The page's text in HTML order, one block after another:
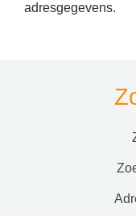
adresgegevens.